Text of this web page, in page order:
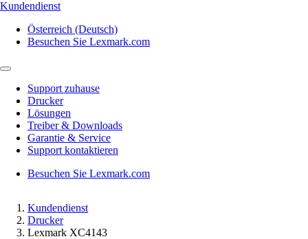
Kundendienst
Österreich (Deutsch)
Besuchen Sie Lexmark.com
Support zuhause
Drucker
Lösungen
Treiber & Downloads
Garantie & Service
Support kontaktieren
Besuchen Sie Lexmark.com
Kundendienst
Drucker
Lexmark XC4143